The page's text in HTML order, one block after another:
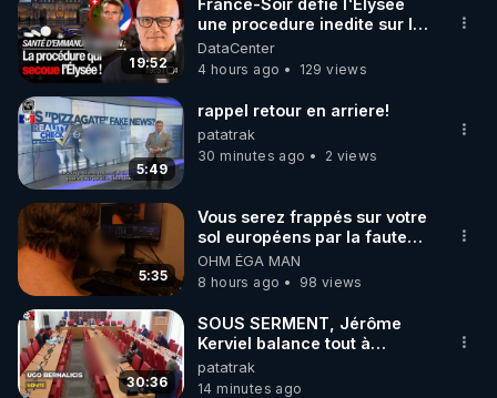
19:52
France-Soir defie l'Elysee
une procedure inedite sur la
sante du president - Nexus
DataCenter
4 hours ago
129 views
5:49
rappel retour en arriere!
patatrak
30 minutes ago
2 views
5:35
Vous serez frappés sur votre
sol européens par la faute
des dirigeants qui s'en
mettent dans le nez
OHM ÉGA MAN
8 hours ago
98 views
30:36
SOUS SERMENT, Jérôme
Kerviel balance tout à
l'Assemblée !.0.00-
patatrak
14 minutes ago